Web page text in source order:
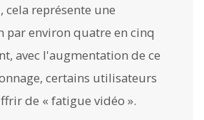
cela représente une
environ quatre en cinq
avec l'augmentation de ce
certains utilisateurs
de « fatigue vidéo ».